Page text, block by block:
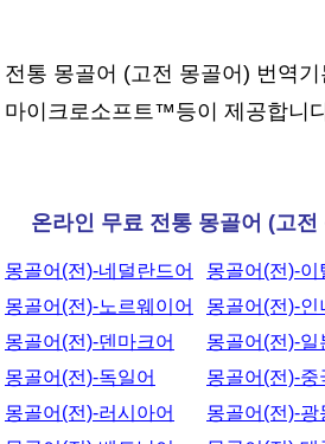
전통 몽골어 (고전 몽골어) 번역
마이크로소프트™등이 제공합니
온라인 무료 전통 몽골어 (고전
몽골어(전)-네덜란드어
몽골어(전)-노르웨이어
몽골어(전)-덴마크어
몽골어(전)-독일어
몽골어(전)-러시아어
몽골어(전)-이
몽골어(전)-인
몽골어(전)-일
몽골어(전)-중
몽골어(전)-광